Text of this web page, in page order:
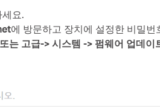
요.
에 방문하고 장치에 설정한 비밀번
는 고급-> 시스템 -> 펌웨어 업데이